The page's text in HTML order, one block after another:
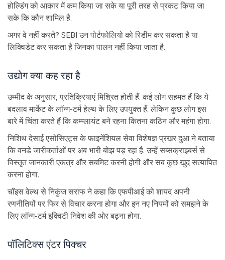
होल्डिंग को आकार में कम किया जा सके या पूरी तरह से प्रकट किया जा
सके कि कौन शामिल है.
अगर वे नहीं करते? SEBI उन पोर्टफोलियो को रिडीम कर सकता है या
लिक्विडेट कर सकता है जिनका पालन नहीं किया जाता है.
उद्योग क्या कह रहा है
उम्मीद के अनुसार, प्रतिक्रियाएं मिश्रित होती हैं. कई लोग सहमत हैं कि ये
बदलाव मार्केट के लॉन्ग-टर्म हेल्थ के लिए उपयुक्त हैं. लेकिन कुछ लोग इस
बारे में चिंता करते हैं कि कम्प्लायंट बने रहना कितना कठिन और महंगा होगा.
निशिथ देसाई एसोसिएट्स के फाइनेंशियल सेवा विशेषज्ञ प्रखर दुआ ने बताया
कि वनडे जारीकर्ताओं पर अब भारी बोझ पड़ रहा है. उन्हें सब्सक्राइबर्स से
विस्तृत जानकारी एकत्र और सबमिट करनी होगी और सब कुछ खुद सत्यापित
करना होगा.
चॉइस वेल्थ से निकुंज सराफ ने कहा कि एफपीआई को शायद अपनी
रणनीतियों पर फिर से विचार करना होगा और इन नए नियमों को समझने के
लिए लॉन्ग-टर्म इक्विटी निवेश की ओर बढ़ना होगा.
पॉलिटिक्स एंटर पिक्चर